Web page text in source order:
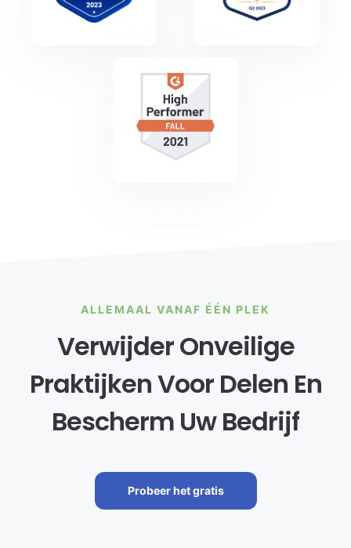
ALLEMAAL VANAF ÉÉN PLEK
Verwijder Onveilige
Praktijken Voor Delen En
Bescherm Uw Bedrijf
Probeer het gratis